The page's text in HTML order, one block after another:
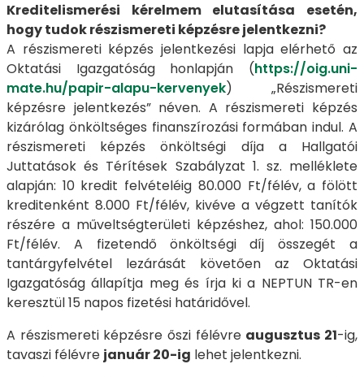
Kreditelismerési kérelmem elutasítása esetén,
hogy tudok részismereti képzésre jelentkezni?
A részismereti képzés jelentkezési lapja elérhető az
Oktatási Igazgatóság honlapján (https://oig.uni-
mate.hu/papir-alapu-kervenyek) „Részismereti
képzésre jelentkezés” néven. A részismereti képzés
kizárólag önköltséges finanszírozási formában indul. A
részismereti képzés önköltségi díja a Hallgatói
Juttatások és Térítések Szabályzat 1. sz. melléklete
alapján: 10 kredit felvételéig 80.000 Ft/félév, a fölött
kreditenként 8.000 Ft/félév, kivéve a végzett tanítók
részére a műveltségterületi képzéshez, ahol: 150.000
Ft/félév. A fizetendő önköltségi díj összegét a
tantárgyfelvétel lezárását követően az Oktatási
Igazgatóság állapítja meg és írja ki a NEPTUN TR-en
keresztül 15 napos fizetési határidővel.
A részismereti képzésre őszi félévre augusztus 21-ig,
tavaszi félévre január 20-ig lehet jelentkezni.